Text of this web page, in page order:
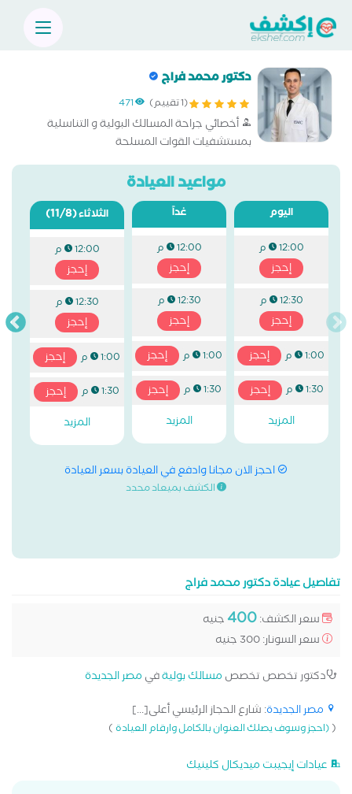
دكتور محمد فراج
(1 تقييم) 471
أخصائي جراحة المسالك البولية و التناسلية
بمستشفيات القوات المسلحة
مواعيد العيادة
اليوم
12:00 م
إحجز
12:30 م
إحجز
1:00 م إحجز
1:30 م
إحجز
المزيد
غداً
12:00 م
إحجز
12:30 م
إحجز
1:00 م إحجز
1:30 م
إحجز
المزيد
الثلاثاء(11/8)
12:00 م
إحجز
12:30 م
إحجز
1:00 م إحجز
1:30 م
إحجز
المزيد
احجز الان مجانا وادفع في العيادة بسعر العيادة
الكشف بميعاد محدد
تفاصيل عيادة دكتور محمد فراج
سعر الكشف:400 جنيه
سعر السونار: 300 جنيه
دكتور تخصص تخصص مسالك بوليةفي مصر الجديدة
مصر الجديدة: شارع الحجاز الرئيسي أعلى[...]
((احجز وسوف يصلك العنوان بالكامل وارقام العيادة)
عيادات إيجيبت ميديكال كلينيك